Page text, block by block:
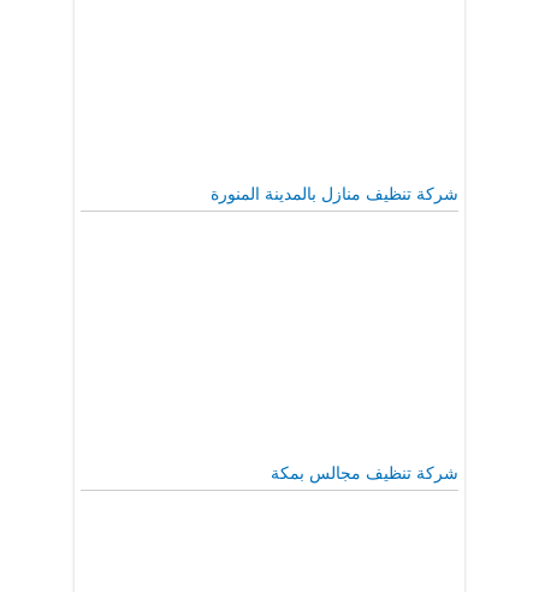
شركة تنظيف منازل بالمدينة المنورة
شركة تنظيف مجالس بمكة